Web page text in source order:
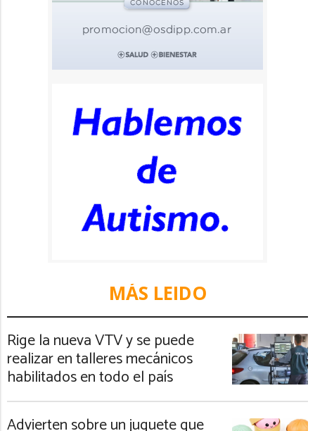
MÁS LEIDO
Rige la nueva VTV y se puede
realizar en talleres mecánicos
habilitados en todo el país
Advierten sobre un juguete que